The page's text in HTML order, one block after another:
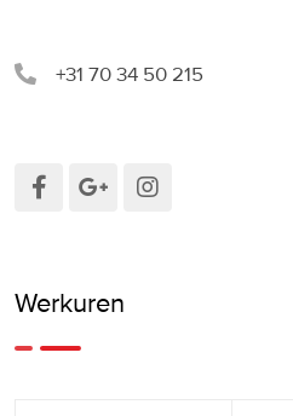
+31 70 34 50 215
Werkuren